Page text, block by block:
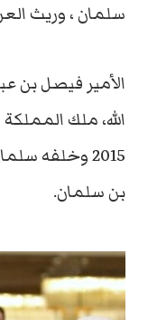
سلمان ، وريث
الأمير فيصل بن
الله، ملك
2015 وخلفه
بن سلمان.